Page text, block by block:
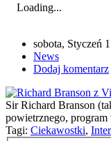
Loading...
sobota, Styczeń
News
Dodaj komentarz
Sir Richard Branson
powietrznego,
Tagi: Ciekawostki,